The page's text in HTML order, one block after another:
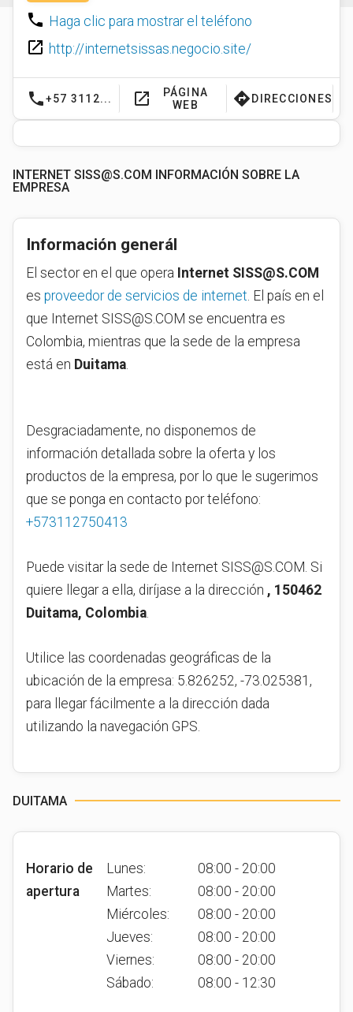
phone Haga clic para mostrar el teléfono
launch http://internetsissas.negocio.site/
phone+57 3112... launch
PÁGINA
WEB
directions DIRECCIONES
INTERNET SISS@S.COM
INFORMACIÓN SOBRE LA
EMPRESA
Información generál
El sector en el que opera Internet SISS@S.COM
es proveedor de servicios de internet. El país en el
que Internet SISS@S.COM se encuentra es
Colombia, mientras que la sede de la empresa
está en Duitama.
Desgraciadamente, no disponemos de
información detallada sobre la oferta y los
productos de la empresa, por lo que le sugerimos
que se ponga en contacto por teléfono:
+573112750413
Puede visitar la sede de Internet SISS@S.COM . Si
quiere llegar a ella, diríjase a la dirección , 150462
Duitama, Colombia
Utilice las coordenadas geográficas de la
ubicación de la empresa: 5.826252, -73.025381,
para llegar fácilmente a la dirección dada
utilizando la navegación GPS.
DUITAMA
Horario de
apertura
Lunes:
08:00 - 20:00
Martes:
08:00 - 20:00
Miércoles:
08:00 - 20:00
Jueves:
08:00 - 20:00
Viernes:
08:00 - 20:00
Sábado:
08:00 - 12:30